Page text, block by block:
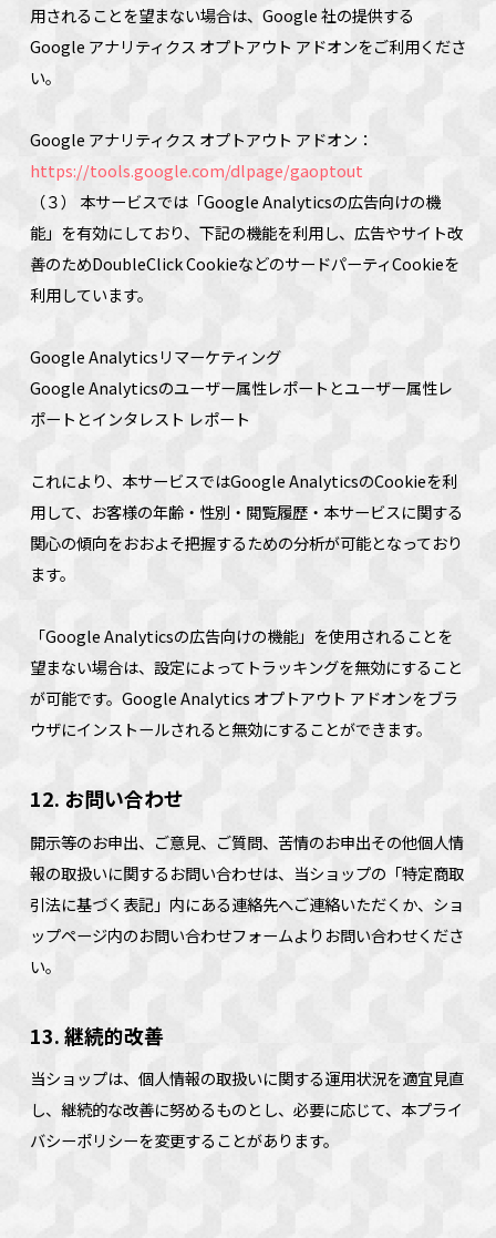
用されることを望まない場合は、Google 社の提供する
Google アナリティクス オプトアウト アドオンをご利用くださ
い。
Google アナリティクス オプトアウト アドオン：
https://tools.google.com/dlpage/gaoptout
（３） 本サービスでは「Google Analyticsの広告向けの機
能」を有効にしており、下記の機能を利用し、広告やサイト改
善のためDoubleClick CookieなどのサードパーティCookieを
利用しています。
Google Analyticsリマーケティング
Google Analyticsのユーザー属性レポートとユーザー属性レ
ポートとインタレスト レポート
これにより、本サービスではGoogle AnalyticsのCookieを利
用して、お客様の年齢・性別・閲覧履歴・本サービスに関する
関心の傾向をおおよそ把握するための分析が可能となっており
ます。
「Google Analyticsの広告向けの機能」を使用されることを
望まない場合は、設定によってトラッキングを無効にすること
が可能です。Google Analytics オプトアウト アドオンをブラ
ウザにインストールされると無効にすることができます。
12. お問い合わせ
開示等のお申出、ご意見、ご質問、苦情のお申出その他個人情
報の取扱いに関するお問い合わせは、当ショップの「特定商取
引法に基づく表記」内にある連絡先へご連絡いただくか、ショ
ップページ内のお問い合わせフォームよりお問い合わせくださ
い。
13. 継続的改善
当ショップは、個人情報の取扱いに関する運用状況を適宜見直
し、継続的な改善に努めるものとし、必要に応じて、本プライ
バシーポリシーを変更することがあります。